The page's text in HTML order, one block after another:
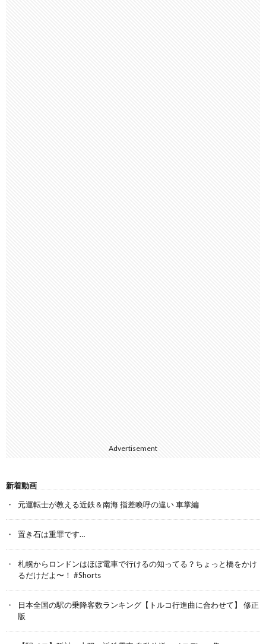
Advertisement
新着動画
元運転士が教える近鉄＆南海 指差喚呼の違い 車掌編
置き石は重罪です…
札幌からロンドンはほぼ電車で行けるの知ってる？ちょっと橋をかけ
るだけだよ〜！ #Shorts
日本全国の駅の乗降客数ランキング【トルコ行進曲に合わせて】 修正
版